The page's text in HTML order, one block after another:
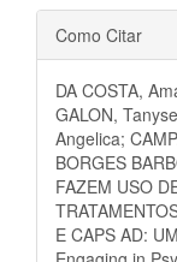
Detalhes
do
artigo
Como Citar
DA COSTA,
GALON,
Angelica;
BORGES
FAZEM USO
E CAPS AD: